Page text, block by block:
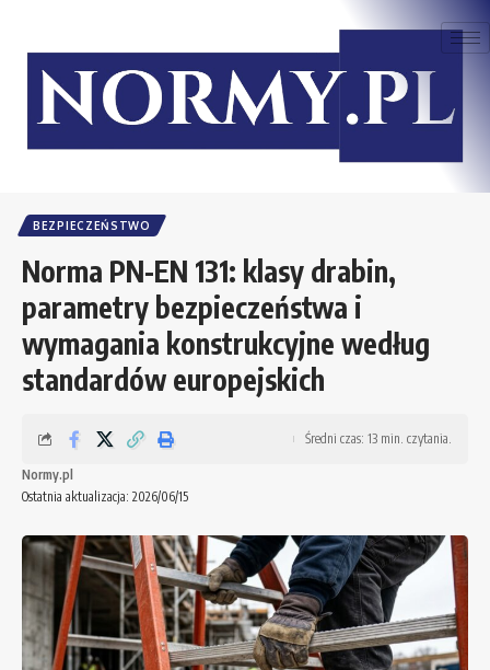
BEZPIECZEŃSTWO
Norma PN-EN 131: klasy drabin,
parametry bezpieczeństwa i
wymagania konstrukcyjne według
standardów europejskich
Ostatnia aktualizacja: 2026/06/15
Normy.pl
Średni czas: 13 min. czytania.